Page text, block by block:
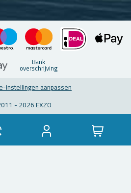
Bank
over­schrij­ving
in­stel­lin­gen aan­pas­sen
- 2026 EXZO